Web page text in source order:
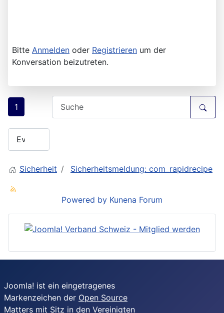
Bitte Anmelden oder Registrieren um der
Konversation beizutreten.
1
Sicherheit Sicherheitsmeldung: com_rapidrecipe
Powered by Kunena Forum
Joomla! ist ein eingetragenes
Markenzeichen der Open Source
Matters mit Sitz in den Vereinigten